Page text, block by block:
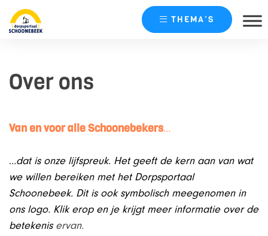
content
THEMA’S
Over ons
Van en voor alle Schoonebekers…
...dat is onze lijfspreuk. Het geeft de kern aan van wat
we willen bereiken met het Dorpsportaal
Schoonebeek. Dit is ook symbolisch meegenomen in
ons logo. Klik erop en je krijgt meer informatie over de
betekeniservan.